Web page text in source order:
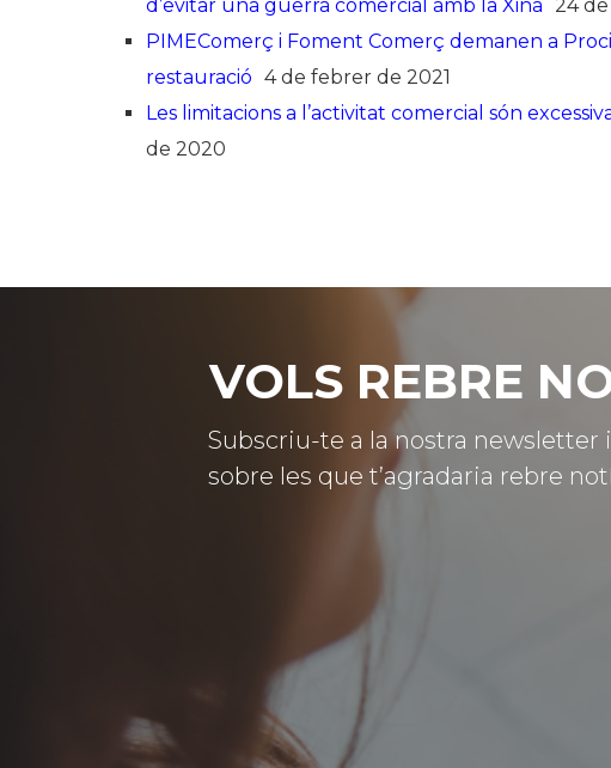
d’evitar una guerra comercial amb la Xina 24
PIMEComerç i Foment Comerç demanen a
restauració 4 de febrer de 2021
Les limitacions a l’activitat comercial són
de 2020
VOLS REBRE
Subscriu-te a la nostra
sobre les que t’agradaria rebre